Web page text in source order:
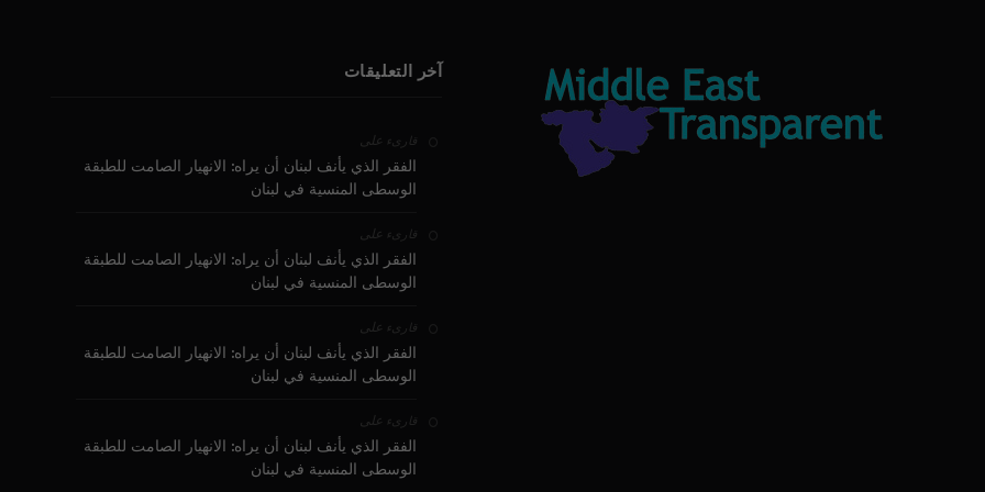
آخر التعليقات
قارىء على
الفقر الذي يأنف لبنان أن يراه: الانهيار الصامت للطبقة
الوسطى المنسية في لبنان
قارىء على
الفقر الذي يأنف لبنان أن يراه: الانهيار الصامت للطبقة
الوسطى المنسية في لبنان
قارىء على
الفقر الذي يأنف لبنان أن يراه: الانهيار الصامت للطبقة
الوسطى المنسية في لبنان
قارىء على
الفقر الذي يأنف لبنان أن يراه: الانهيار الصامت للطبقة
الوسطى المنسية في لبنان